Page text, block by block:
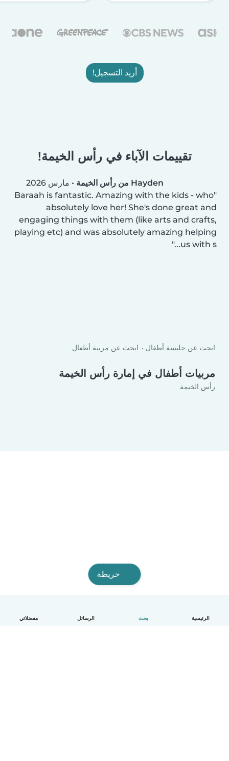
الرئيسية بحث الرسائل مفضلاتي
أريد التسجيل!
تقييمات الآباء في رأس الخيمة!
Hayden من رأس الخيمة • مارس 2026
Baraah is fantastic. Amazing with the kids - who
absolutely love her! She's done great and
engaging things with them (like arts and crafts,
playing etc) and was absolutely amazing helping
us with s...
ابحث عن جليسة أطفال ابحث عن مربية أطفال
مربيات أطفال في إمارة رأس الخيمة
رأس الخيمة
خريطة